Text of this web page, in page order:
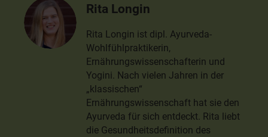
Rita Longin
Rita Longin ist dipl. Ayurveda-
Wohlfühlpraktikerin,
Ernährungswissenschafterin und
Yogini. Nach vielen Jahren in der
„klassischen“
Ernährungswissenschaft hat sie den
Ayurveda für sich entdeckt. Rita liebt
die Gesundheitsdefinition des